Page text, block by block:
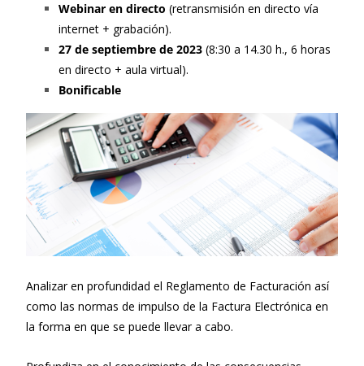
Webinar en directo (retransmisión en directo vía
internet + grabación).
27 de septiembre de 2023 (8:30 a 14.30 h., 6 horas
en directo + aula virtual).
Bonificable
Analizar en profundidad el Reglamento de Facturación así
como las normas de impulso de la Factura Electrónica en
la forma en que se puede llevar a cabo.